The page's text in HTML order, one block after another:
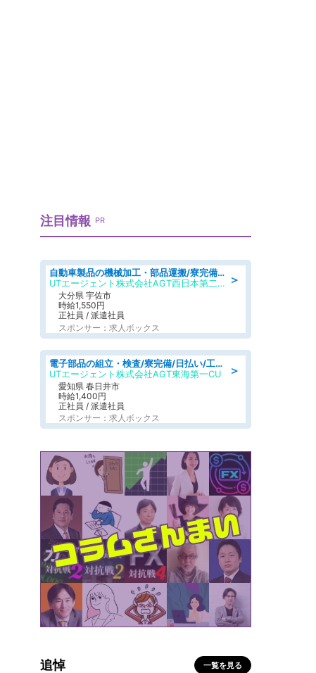
注目情報 PR
＞
自動車製品の機械加工・部品運搬/寮完備/日払い/工場・製造
UTエージェント株式会社AGT西日本第二CU
大分県 宇佐市
時給1,550円
正社員 / 派遣社員
スポンサー：求人ボックス
＞
電子部品の組立・検査/寮完備/日払い/工場・製造
UTエージェント株式会社AGT東海第一CU
愛知県 春日井市
時給1,400円
正社員 / 派遣社員
スポンサー：求人ボックス
追悼 一覧を見る